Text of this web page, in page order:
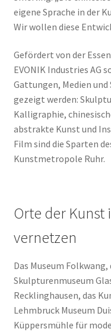
eigene Sprache in der
Wir wollen diese
Gefördert von der
EVONIK Industries AG
Gattungen, Medien
gezeigt werden:
Kalligraphie,
abstrakte Kunst und
Film sind die Sparten
Kunstmetropole Ruhr.
Orte der Kunst
vernetzen
Das Museum
Skulpturenmuseum
Recklinghausen, das
Lehmbruck Museum
Küppersmühle für